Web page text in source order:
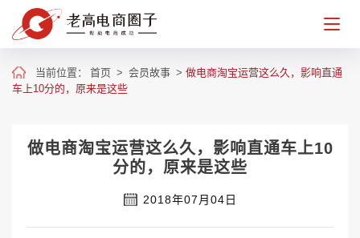
当前位置： 首页 > 会员故事 > 做电商淘宝运营这么久，影响直通
车上10分的，原来是这些
做电商淘宝运营这么久，影响直通车上10
分的，原来是这些
2018年07月04日